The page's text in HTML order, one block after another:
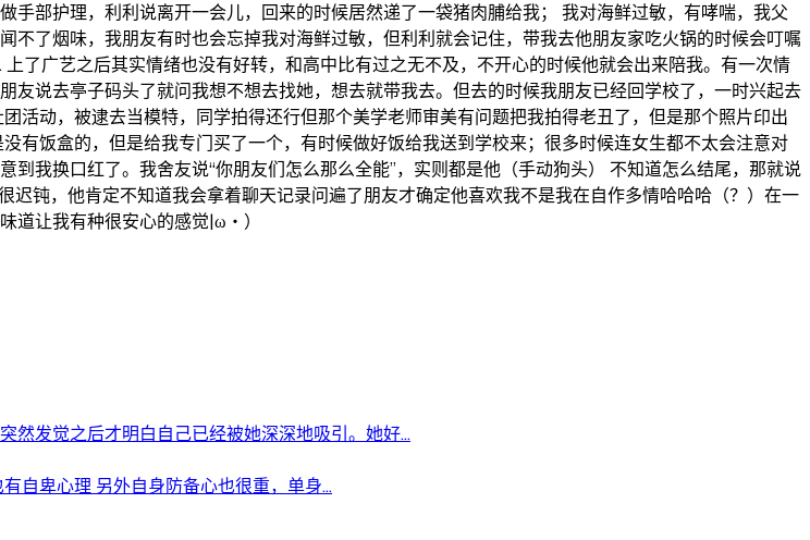
部护理，利利说离开一会儿，回来的时候居然递了一袋猪肉脯给我； 我对海鲜过敏，有哮喘，我父
了烟味，我朋友有时也会忘掉我对海鲜过敏，但利利就会记住，带我去他朋友家吃火锅的时候会叮嘱
了广艺之后其实情绪也没有好转，和高中比有过之无不及，不开心的时候他就会出来陪我。有一次情
说去亭子码头了就问我想不想去找她，想去就带我去。但去的时候我朋友已经回学校了，一时兴起去
活动，被逮去当模特，同学拍得还行但那个美学老师审美有问题把我拍得老丑了，但是那个照片印出
有饭盒的，但是给我专门买了一个，有时候做好饭给我送到学校来；很多时候连女生都不太会注意对
我换口红了。我舍友说“你朋友们怎么那么全能”，实则都是他（手动狗头） 不知道怎么结尾，那就说
钝，他肯定不知道我会拿着聊天记录问遍了朋友才确定他喜欢我不是我在自作多情哈哈哈（？）在一
道让我有种很安心的感觉|ω・）
然发觉之后才明白自己已经被她深深地吸引。她好...
自卑心理 另外自身防备心也很重，单身...